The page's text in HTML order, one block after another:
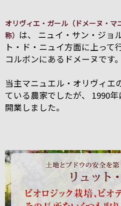
オリヴィエ・ガール（ドメーヌ・マ
称） は、 ニュイ・サン・ジョ
ト・ド・ニュイ方面に上って
コルボンにあるドメーヌです。
当主マニュエル・オリヴィエ
ている農家でしたが、 1990
開業しました。